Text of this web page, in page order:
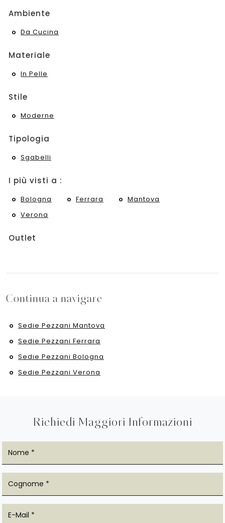
Ambiente
Da Cucina
Materiale
In Pelle
Stile
Moderne
Tipologia
Sgabelli
I più visti a :
Bologna Ferrara
Mantova
Verona
Outlet
Continua a navigare
Sedie Pezzani Mantova
Sedie Pezzani Ferrara
Sedie Pezzani Bologna
Sedie Pezzani Verona
Richiedi Maggiori Informazioni